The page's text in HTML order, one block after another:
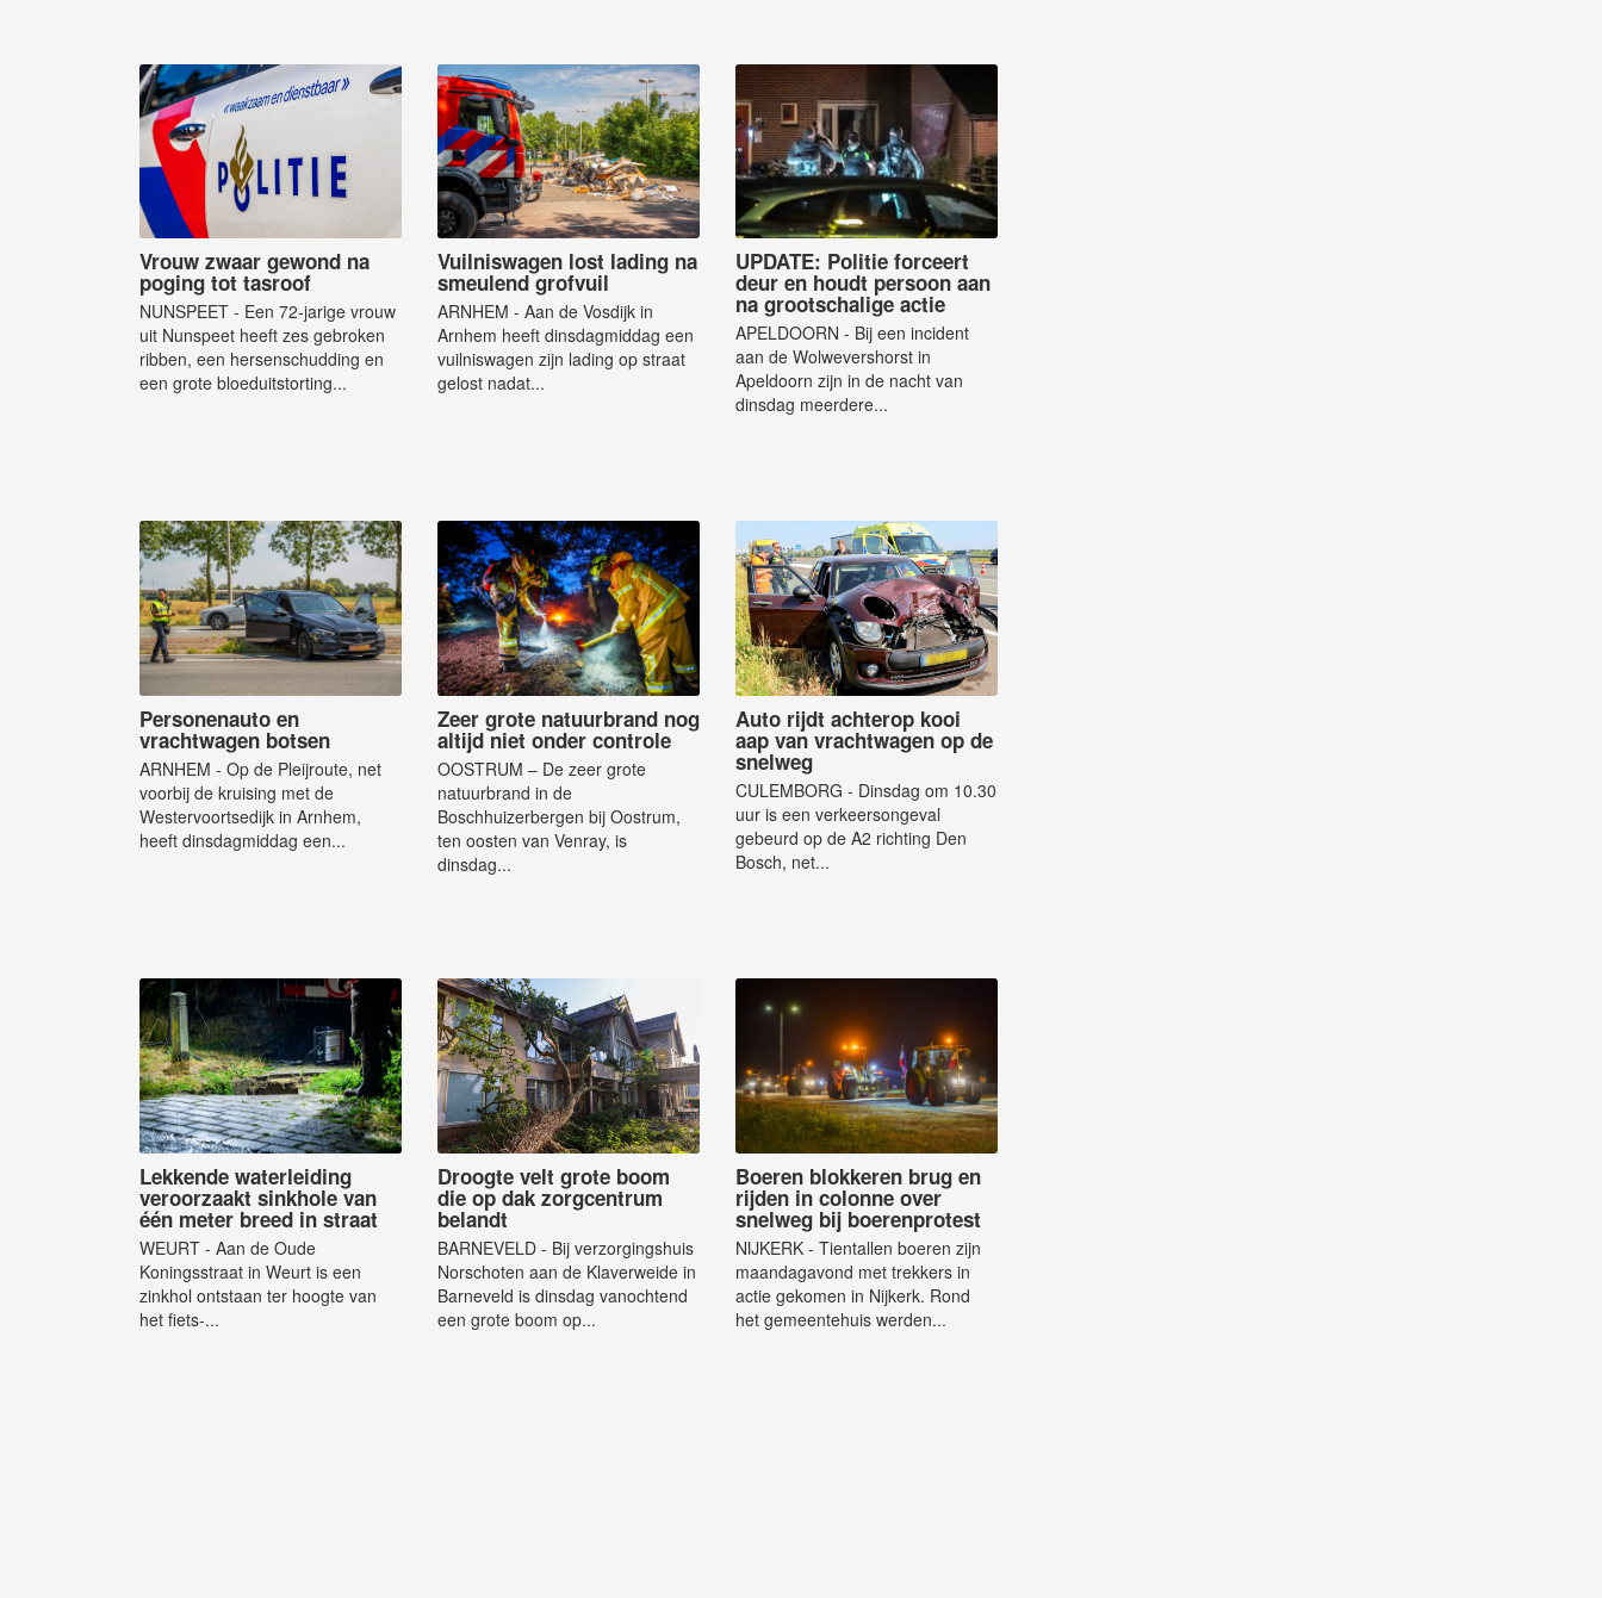
Vrouw zwaar gewond na
poging tot tasroof
NUNSPEET - Een 72-jarige vrouw
uit Nunspeet heeft zes gebroken
ribben, een hersenschudding en
een grote bloeduitstorting...
Vuilniswagen lost lading na
smeulend grofvuil
ARNHEM - Aan de Vosdijk in
Arnhem heeft dinsdagmiddag een
vuilniswagen zijn lading op straat
gelost nadat...
UPDATE: Politie forceert
deur en houdt persoon aan
na grootschalige actie
APELDOORN - Bij een incident
aan de Wolwevershorst in
Apeldoorn zijn in de nacht van
dinsdag meerdere...
Personenauto en
vrachtwagen botsen
ARNHEM - Op de Pleijroute, net
voorbij de kruising met de
Westervoortsedijk in Arnhem,
heeft dinsdagmiddag een...
Zeer grote natuurbrand nog
altijd niet onder controle
OOSTRUM – De zeer grote
natuurbrand in de
Boschhuizerbergen bij Oostrum,
ten oosten van Venray, is
dinsdag...
Auto rijdt achterop kooi
aap van vrachtwagen op de
snelweg
CULEMBORG - Dinsdag om 10.30
uur is een verkeersongeval
gebeurd op de A2 richting Den
Bosch, net...
Lekkende waterleiding
veroorzaakt sinkhole van
één meter breed in straat
WEURT - Aan de Oude
Koningsstraat in Weurt is een
zinkhol ontstaan ter hoogte van
het fiets-...
Droogte velt grote boom
die op dak zorgcentrum
belandt
BARNEVELD - Bij verzorgingshuis
Norschoten aan de Klaverweide in
Barneveld is dinsdag vanochtend
een grote boom op...
Boeren blokkeren brug en
rijden in colonne over
snelweg bij boerenprotest
NIJKERK - Tientallen boeren zijn
maandagavond met trekkers in
actie gekomen in Nijkerk. Rond
het gemeentehuis werden...